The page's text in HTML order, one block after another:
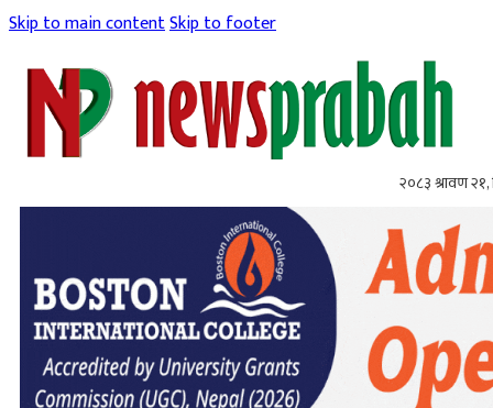
Skip to main contentSkip to footer
२०८३ श्रावण २१,